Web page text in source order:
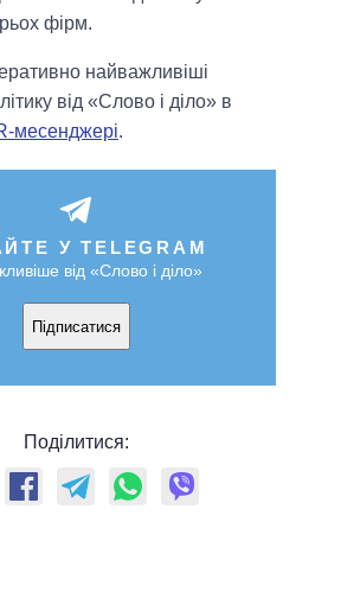
фірм.
найважливіші
від «Слово і діло» в
месенджері.
У TELEGRAM
від «Слово і діло»
Підписатися
Поділитися: